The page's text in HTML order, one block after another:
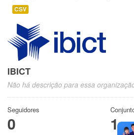
CSV
IBICT
Não há descrição para essa
Seguidores
0 1